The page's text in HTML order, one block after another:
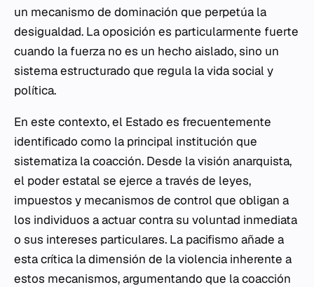
un mecanismo de dominación que perpetúa la
desigualdad. La oposición es particularmente fuerte
cuando la fuerza no es un hecho aislado, sino un
sistema estructurado que regula la vida social y
política.
En este contexto, el Estado es frecuentemente
identificado como la principal institución que
sistematiza la coacción. Desde la visión anarquista,
el poder estatal se ejerce a través de leyes,
impuestos y mecanismos de control que obligan a
los individuos a actuar contra su voluntad inmediata
o sus intereses particulares. La pacifismo añade a
esta crítica la dimensión de la violencia inherente a
estos mecanismos, argumentando que la coacción